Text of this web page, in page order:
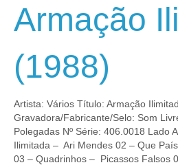
Armação
(1988)
Artista: Vários Título: Armação
Gravadora/Fabricante/Selo: Som
Polegadas Nº Série: 406.0018 Lado
Ilimitada – Ari Mendes 02 – Que
03 – Quadrinhos – Picassos Falsos